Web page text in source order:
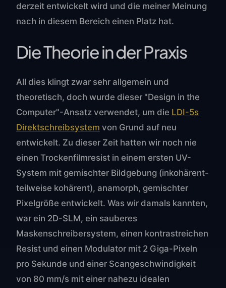
derzeit entwickelt wird und die meiner Meinung
nach in diesem Bereich einen Platz hat.
Die Theorie in der Praxis
All dies klingt zwar sehr allgemein und
theoretisch, doch wurde dieser "Design in the
Computer"-Ansatz verwendet, um die LDI-5s
Direktschreibsystem von Grund auf neu
entwickelt. Zu dieser Zeit hatten wir noch nie
einen Trockenfilmresist in einem ersten UV-
System mit gemischter Bildgebung (inkohärent-
teilweise kohärent), anamorph, gemischter
Pixelgröße entwickelt. Was wir damals kannten,
war ein 2D-SLM, ein sauberes
Maskenschreibersystem, einen kontrastreichen
Resist und einen Modulator mit 2 Giga-Pixeln
pro Sekunde und einer Scangeschwindigkeit
von 80 mm/s mit einer nahezu idealen